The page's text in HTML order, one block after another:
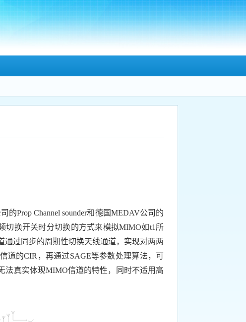
的Prop Channel sounder和德国MEDAV公司的
切换开关时分切换的方式来模拟MIMO如t1 所
过同步的周期性切换天线通道，实现对两两
道的CIR ，再通过SAGE等参数处理算法，可
法真实体现MIMO信道的特性，同时不适用高